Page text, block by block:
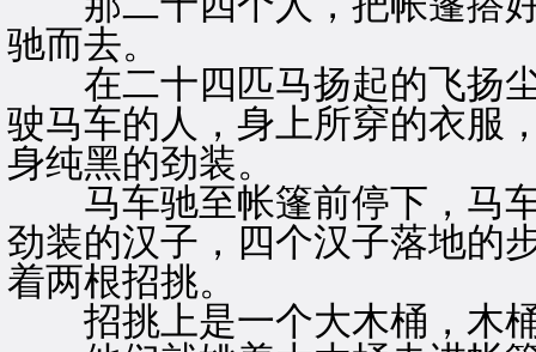
驰而去。
在二十四匹马扬起的飞扬尘
驶马车的人，身上所穿的衣服
身纯黑的劲装。
马车驰至帐篷前停下，马车
劲装的汉子，四个汉子落地的
着两根招挑。
招挑上是一个大木桶，木桶